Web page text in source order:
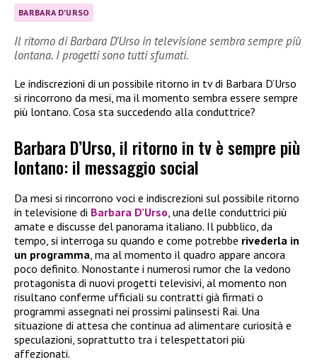
BARBARA D'URSO
Il ritorno di Barbara D’Urso in televisione sembra sempre più
lontana. I progetti sono tutti sfumati.
Le indiscrezioni di un possibile ritorno in tv di Barbara D’Urso
si rincorrono da mesi, ma il momento sembra essere sempre
più lontano. Cosa sta succedendo alla conduttrice?
Barbara D’Urso, il ritorno in tv è sempre più
lontano: il messaggio social
Da mesi si rincorrono voci e indiscrezioni sul possibile ritorno
in televisione di Barbara D’Urso, una delle conduttrici più
amate e discusse del panorama italiano. Il pubblico, da
tempo, si interroga su quando e come potrebbe rivederla in
un programma, ma al momento il quadro appare ancora
poco definito. Nonostante i numerosi rumor che la vedono
protagonista di nuovi progetti televisivi, al momento non
risultano conferme ufficiali su contratti già firmati o
programmi assegnati nei prossimi palinsesti Rai. Una
situazione di attesa che continua ad alimentare curiosità e
speculazioni, soprattutto tra i telespettatori più
affezionati.